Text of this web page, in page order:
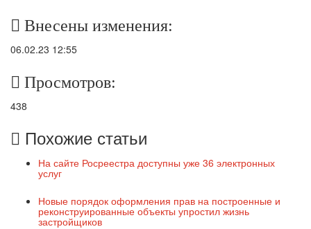
Внесены изменения:
06.02.23 12:55
Просмотров:
438
Похожие статьи
На сайте Росреестра доступны уже 36 электронных
услуг
Новые порядок оформления прав на построенные и
реконструированные объекты упростил жизнь
застройщиков